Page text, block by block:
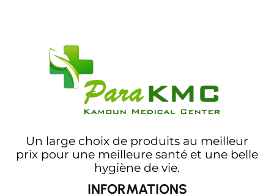
Un large choix de produits au meilleur
prix pour une meilleure santé et une belle
hygiène de vie.
INFORMATIONS